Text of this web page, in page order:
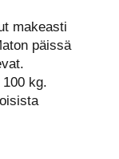
makeasti
päissä
kg.